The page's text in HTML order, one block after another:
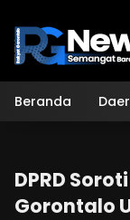
konten
Beranda
DPRD
Gorontalo